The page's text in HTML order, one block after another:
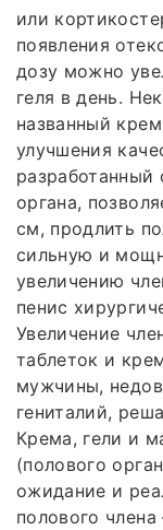
или
появления
дозу можно
геля в день.
названный
улучшения
разработанный
органа,
см, продлить
сильную и
увеличению
пенис
Увеличение
таблеток и
мужчины,
гениталий,
Крема, гели и
(полового
ожидание и
полового